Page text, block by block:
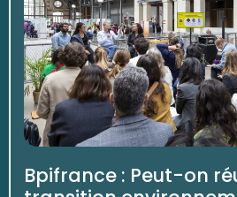
Bpifrance : Peut-on